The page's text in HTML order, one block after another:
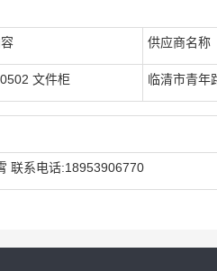
供应商名称
文件柜 临清市青年
联系电话:18953906770